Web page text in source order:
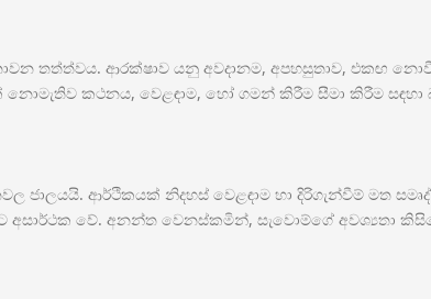
තත්ත්වය. ආරක්ෂාව යනු අවදානම, අපහසුතාව, එකඟ
කථනය, වෙළඳාම, හෝ ගමන් කිරීම සීමා කිරීම
ජාලයයි. ආර්ථිකයක් නිදහස් වෙළඳාම හා දිරිගැන්වීම් මත
විට අසාර්ථක වේ. අනන්ත වෙනස්කමින්, සැවොම්ගේ අවශ්‍යතා